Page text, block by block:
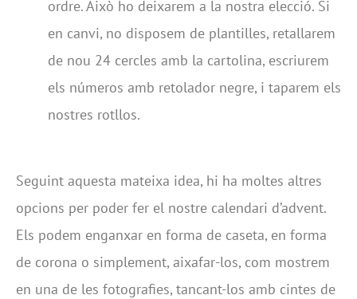
ordre. Això ho deixarem a la nostra elecció. Si
en canvi, no disposem de plantilles, retallarem
de nou 24 cercles amb la cartolina, escriurem
els números amb retolador negre, i taparem els
nostres rotllos.
Seguint aquesta mateixa idea, hi ha moltes altres
opcions per poder fer el nostre calendari d’advent.
Els podem enganxar en forma de caseta, en forma
de corona o simplement, aixafar-los, com mostrem
en una de les fotografies, tancant-los amb cintes de